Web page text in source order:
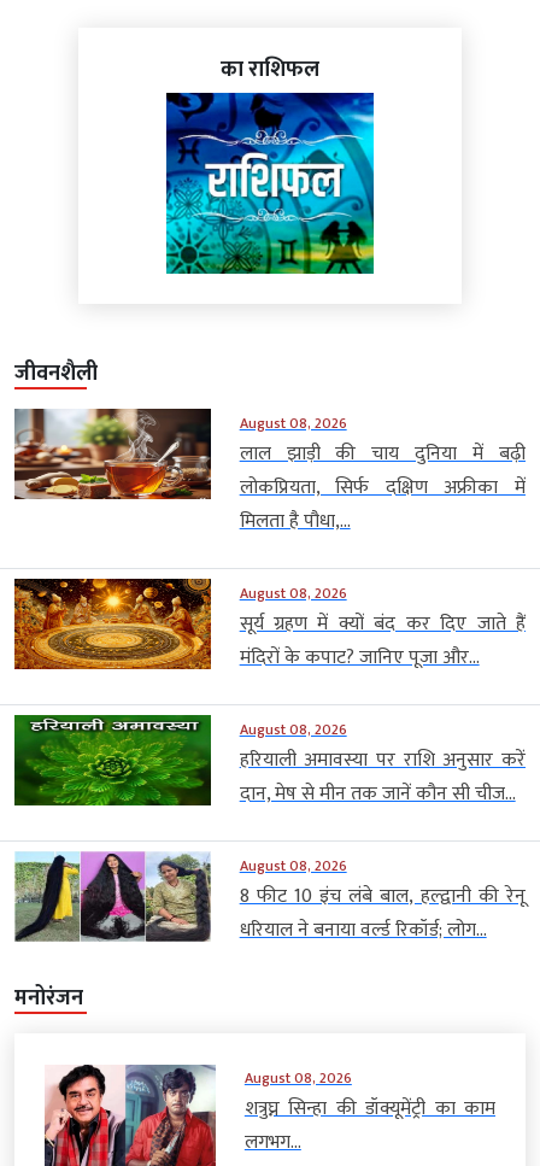
का राशिफल
जीवनशैली
August 08, 2026
लाल झाड़ी की चाय दुनिया में बढ़ी
लोकप्रियता, सिर्फ दक्षिण अफ्रीका में
मिलता है पौधा,...
August 08, 2026
सूर्य ग्रहण में क्यों बंद कर दिए जाते हैं
मंदिरों के कपाट? जानिए पूजा और...
August 08, 2026
हरियाली अमावस्या पर राशि अनुसार करें
दान, मेष से मीन तक जानें कौन सी चीज...
August 08, 2026
8 फीट 10 इंच लंबे बाल, हल्द्वानी की रेनू
धरियाल ने बनाया वर्ल्ड रिकॉर्ड; लोग...
मनोरंजन
August 08, 2026
शत्रुघ्न सिन्हा की डॉक्यूमेंट्री का काम
लगभग...